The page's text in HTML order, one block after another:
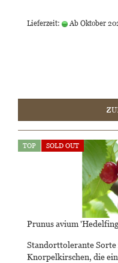
Lieferzeit: Ab Oktober
TOP SOLD OUT
Prunus avium
Standorttolerante Sorte
Knorpelkirschen, die